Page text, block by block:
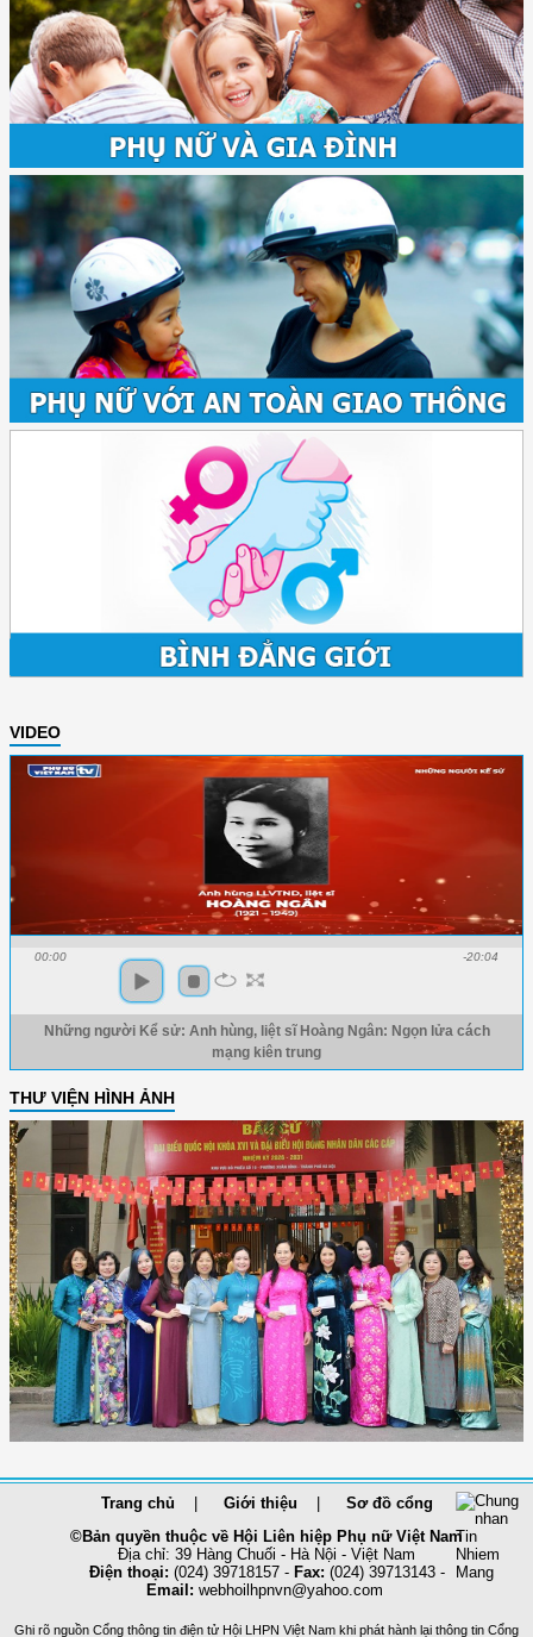
VIDEO
00:00 -20:04
Những người Kể sử: Anh hùng, liệt sĩ Hoàng Ngân: Ngọn lửa cách
mạng kiên trung
THƯ VIỆN HÌNH ẢNH
Trang chủ Giới thiệu
Sơ đồ cổng
©Bản quyền thuộc về Hội Liên hiệp Phụ nữ Việt Nam
Địa chỉ: 39 Hàng Chuối - Hà Nội - Việt Nam
Điện thoại: (024) 39718157 - Fax: (024) 39713143 -
Email: webhoilhpnvn@yahoo.com
Ghi rõ nguồn Cổng thông tin điện tử Hội LHPN Việt Nam khi phát hành lại thông tin Cổng